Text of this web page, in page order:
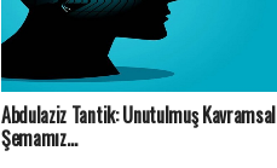
Abdulaziz Tantik: Unutulmuş Kavramsal
Şemamız…